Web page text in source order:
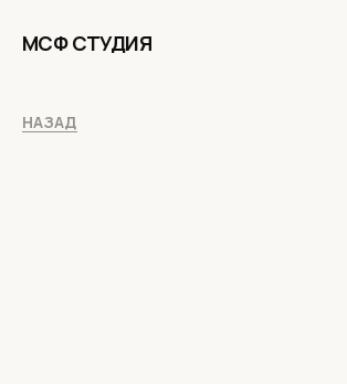
МСФ СТУДИЯ
НАЗАД